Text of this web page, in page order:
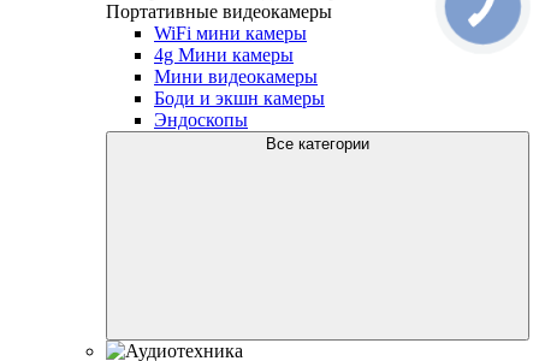
Портативные видеокамеры
WiFi мини камеры
4g Мини камеры
Мини видеокамеры
Боди и экшн камеры
Эндоскопы
Все категории